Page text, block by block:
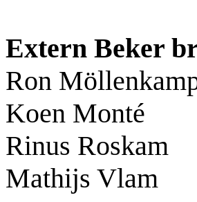
Extern Beker
Ron
Koen Monté
Rinus Roskam
Mathijs Vlam